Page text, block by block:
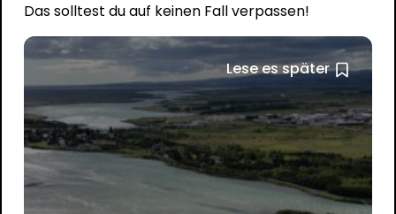
Das solltest du auf keinen Fall verpassen!
Lese es später